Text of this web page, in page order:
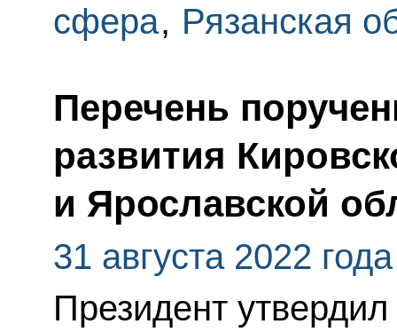
сфера, Рязанская
Перечень
развития
и Ярославской
31 августа 2022 года
Президент